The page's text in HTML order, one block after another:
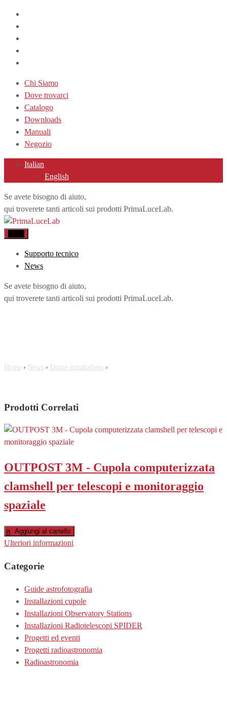
Chi Siamo
Dove trovarci
Catalogo
Downloads
Manuali
Negozio
Italian
English
Se avete bisogno di aiuto,
qui troverete tanti articoli sui prodotti PrimaLuceLab.
Supporto tecnico
News
Se avete bisogno di aiuto,
qui troverete tanti articoli sui prodotti PrimaLuceLab.
Home › News › Dome installations ›
Prodotti Correlati
OUTPOST 3M - Cupola computerizzata
clamshell per telescopi e monitoraggio
spaziale
Aggiungi al carrello
Ulteriori informazioni
Categorie
Guide astrofotografia
Installazioni cupole
Installazioni Observatory Stations
Installazioni Radiotelescopi SPIDER
Progetti ed eventi
Progetti radioastronomia
Radioastronomia